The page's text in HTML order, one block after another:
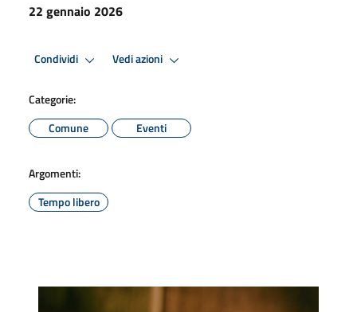
22 gennaio 2026
Condividi Vedi azioni
Categorie:
Comune
Eventi
Argomenti:
Tempo libero